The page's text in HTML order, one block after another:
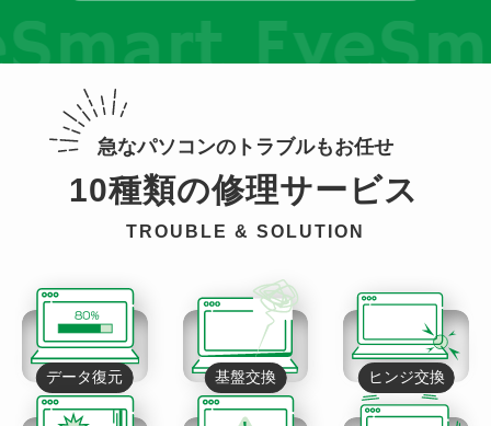
急なパソコンのトラブルもお任せ
10種類の修理サービス
TROUBLE & SOLUTION
データ復元 基盤交換 ヒンジ交換